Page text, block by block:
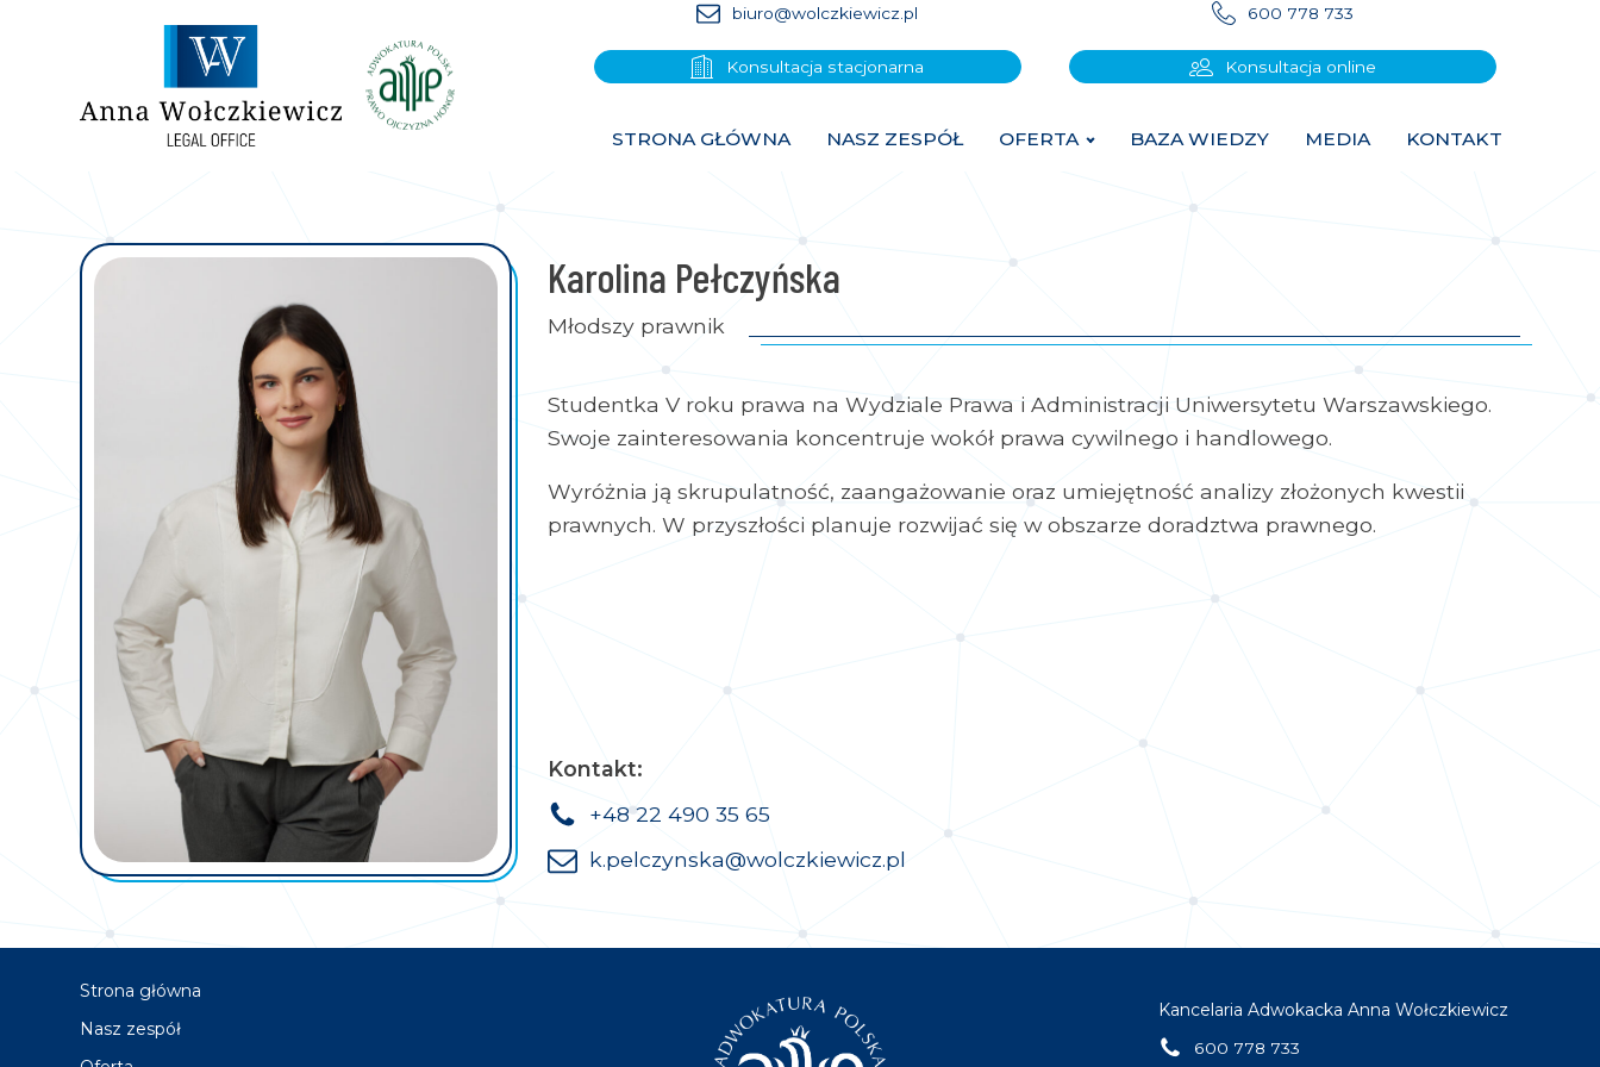
biuro@wolczkiewicz.pl 600 778 733
Konsultacja stacjonarna Konsultacja online
STRONA GŁÓWNA NASZ ZESPÓŁ OFERTA BAZA WIEDZY MEDIA KONTAKT
Karolina Pełczyńska
Młodszy prawnik
Studentka V roku prawa na Wydziale Prawa i Administracji Uniwersytetu Warszawskiego.
Swoje zainteresowania koncentruje wokół prawa cywilnego i handlowego.
Wyróżnia ją skrupulatność, zaangażowanie oraz umiejętność analizy złożonych kwestii
prawnych. W przyszłości planuje rozwijać się w obszarze doradztwa prawnego.
Kontakt:
+48 22 490 35 65
k.pelczynska@wolczkiewicz.pl
Strona główna
Nasz zespół
Kancelaria Adwokacka Anna Wołczkiewicz
600 778 733